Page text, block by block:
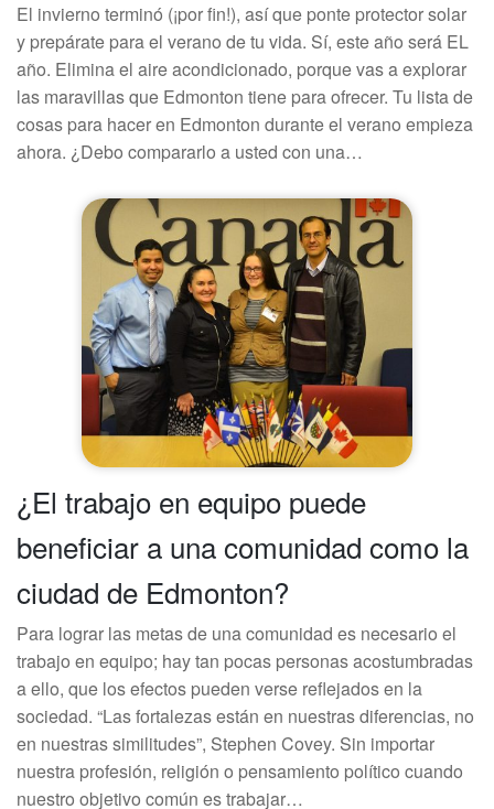
El invierno terminó (¡por fin!), así que ponte protector solar
y prepárate para el verano de tu vida. Sí, este año será EL
año. Elimina el aire acondicionado, porque vas a explorar
las maravillas que Edmonton tiene para ofrecer. Tu lista de
cosas para hacer en Edmonton durante el verano empieza
ahora. ¿Debo compararlo a usted con una…
¿El trabajo en equipo puede
beneficiar a una comunidad como la
ciudad de Edmonton?
Para lograr las metas de una comunidad es necesario el
trabajo en equipo; hay tan pocas personas acostumbradas
a ello, que los efectos pueden verse reflejados en la
sociedad. “Las fortalezas están en nuestras diferencias, no
en nuestras similitudes”, Stephen Covey. Sin importar
nuestra profesión, religión o pensamiento político cuando
nuestro objetivo común es trabajar…